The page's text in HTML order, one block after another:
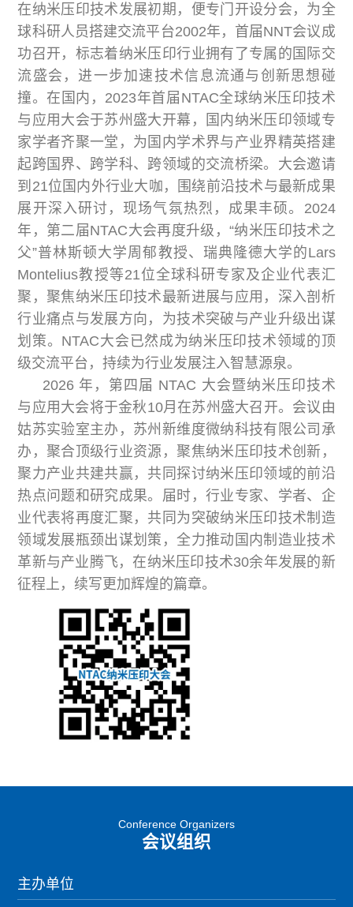
在纳米压印技术发展初期，便专门开设分会，为全
球科研人员搭建交流平台2002年，首届NNT会议成
功召开，标志着纳米压印行业拥有了专属的国际交
流盛会，进一步加速技术信息流通与创新思想碰
撞。在国内，2023年首届NTAC全球纳米压印技术
与应用大会于苏州盛大开幕，国内纳米压印领域专
家学者齐聚一堂，为国内学术界与产业界精英搭建
起跨国界、跨学科、跨领域的交流桥梁。大会邀请
到21位国内外行业大咖，围绕前沿技术与最新成果
展开深入研讨，现场气氛热烈，成果丰硕。2024
年，第二届NTAC大会再度升级，“纳米压印技术之
父”普林斯顿大学周郁教授、瑞典隆德大学的Lars
Montelius教授等21位全球科研专家及企业代表汇
聚，聚焦纳米压印技术最新进展与应用，深入剖析
行业痛点与发展方向，为技术突破与产业升级出谋
划策。NTAC大会已然成为纳米压印技术领域的顶
级交流平台，持续为行业发展注入智慧源泉。
2026 年，第四届 NTAC 大会暨纳米压印技术
与应用大会将于金秋10月在苏州盛大召开。会议由
姑苏实验室主办，苏州新维度微纳科技有限公司承
办，聚合顶级行业资源，聚焦纳米压印技术创新，
聚力产业共建共赢，共同探讨纳米压印领域的前沿
热点问题和研究成果。届时，行业专家、学者、企
业代表将再度汇聚，共同为突破纳米压印技术制造
领域发展瓶颈出谋划策，全力推动国内制造业技术
革新与产业腾飞，在纳米压印技术30余年发展的新
征程上，续写更加辉煌的篇章。
Conference Organizers
会议组织
主办单位